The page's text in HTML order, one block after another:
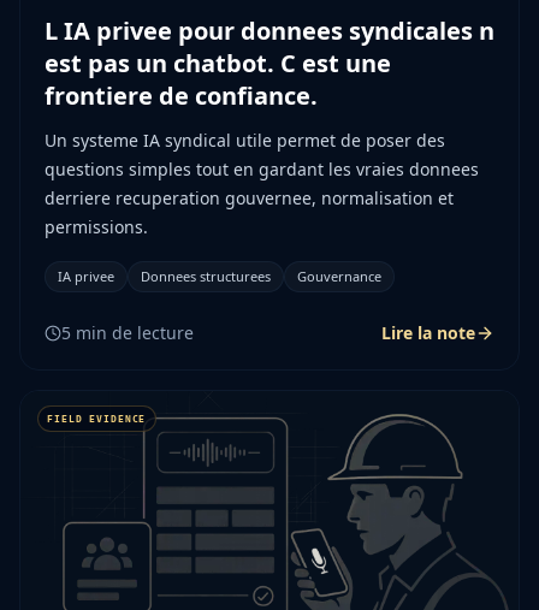
L IA privee pour donnees syndicales n
est pas un chatbot. C est une
frontiere de confiance.
Un systeme IA syndical utile permet de poser des
questions simples tout en gardant les vraies donnees
derriere recuperation gouvernee, normalisation et
permissions.
IA privee Donnees structurees Gouvernance
5 min de lecture Lire la note